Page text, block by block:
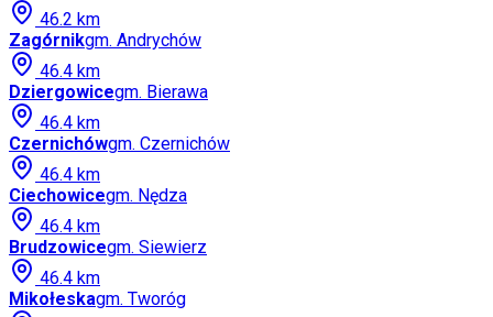
46.2 km
Zagórnikgm. Andrychów
46.4 km
Dziergowicegm. Bierawa
46.4 km
Czernichówgm. Czernichów
46.4 km
Ciechowicegm. Nędza
46.4 km
Brudzowicegm. Siewierz
46.4 km
Mikołeskagm. Tworóg